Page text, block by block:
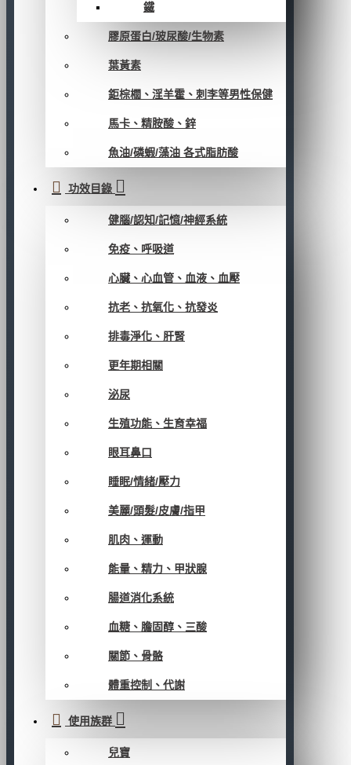
鐵
膠原蛋白/玻尿酸/生物素
葉黃素
鉅棕櫚、淫羊霍、刺李等男性保健
馬卡、精胺酸、鋅
魚油/磷蝦/藻油 各式脂肪酸
功效目錄
健腦/認知/記憶/神經系統
免疫、呼吸道
心臟、心血管、血液、血壓
抗老、抗氧化、抗發炎
排毒淨化、肝腎
更年期相關
泌尿
生殖功能、生育幸福
眼耳鼻口
睡眠/情緒/壓力
美麗/頭髮/皮膚/指甲
肌肉、運動
能量、精力、甲狀腺
腸道消化系統
血糖、膽固醇、三酸
關節、骨骼
體重控制、代謝
使用族群
兒寶